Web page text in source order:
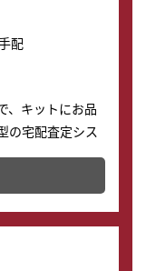
配
、キットにお品
の宅配査定シス
とが可能で